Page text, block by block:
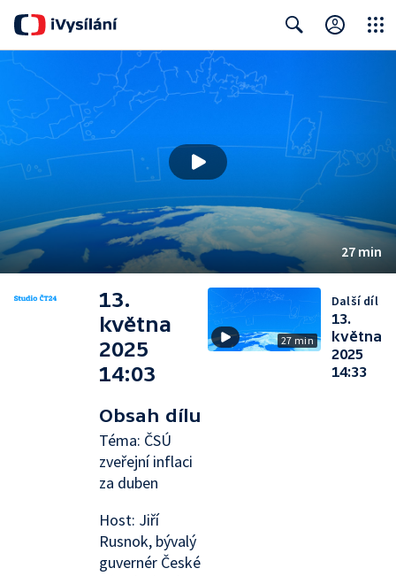
27 min
13.
května
2025
14:03
Obsah dílu
Téma: ČSÚ
zveřejní inflaci
za duben
Host: Jiří
Rusnok, bývalý
guvernér České
27 min
Další díl
13.
května
2025
14:33